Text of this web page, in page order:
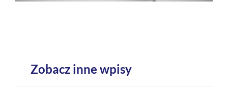
Zobacz inne wpisy